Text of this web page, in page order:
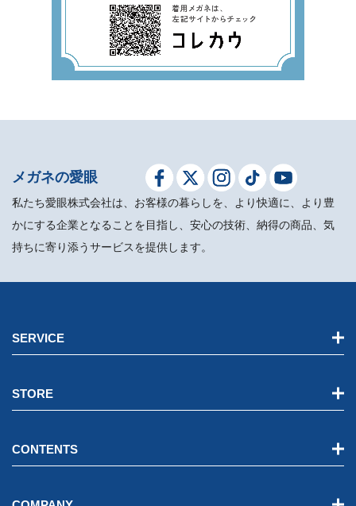
メガネの愛眼
私たち愛眼株式会社は、お客様の暮らしを、より快適に、より豊
かにする企業となることを目指し、安心の技術、納得の商品、気
持ちに寄り添うサービスを提供します。
SERVICE
STORE
CONTENTS